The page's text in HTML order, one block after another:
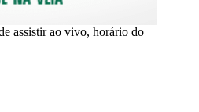
assistir ao vivo, horário do